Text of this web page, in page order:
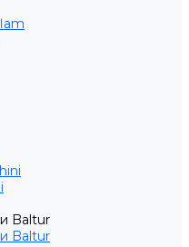
Baltur
Baltur